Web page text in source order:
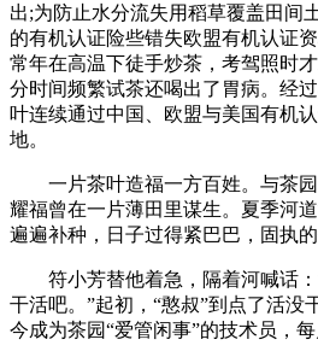
出;为防止水分流失用稻草覆盖田间
的有机认证险些错失欧盟有机认证
常年在高温下徒手炒茶，考驾照时
分时间频繁试茶还喝出了胃病。经
叶连续通过中国、欧盟与美国有机
地。
一片茶叶造福一方百姓。与茶园
耀福曾在一片薄田里谋生。夏季河
遍遍补种，日子过得紧巴巴，固执的
符小芳替他着急，隔着河喊话：
干活吧。”起初，“憨叔”到点了活没
今成为茶园“爱管闲事”的技术员，每